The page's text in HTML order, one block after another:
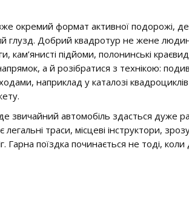
окремий формат активної подорожі, де
глузд. Добрий квадротур не жене
кам’янисті підйоми, полонинські
а й розібратися з технікою:
наприклад у каталозі квадроциклів
звичайний автомобіль здасться дуже
траси, місцеві інструктори,
Гарна поїздка починається не тоді, коли